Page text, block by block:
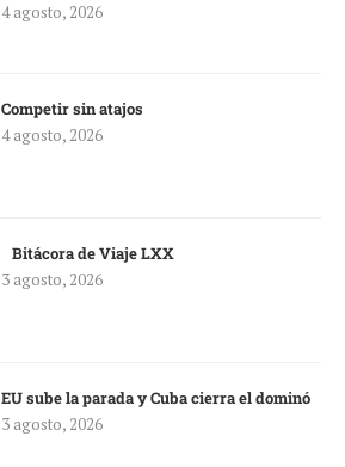
4 agosto, 2026
Competir sin atajos
4 agosto, 2026
Bitácora de Viaje LXX
3 agosto, 2026
EU sube la parada y Cuba cierra el dominó
3 agosto, 2026